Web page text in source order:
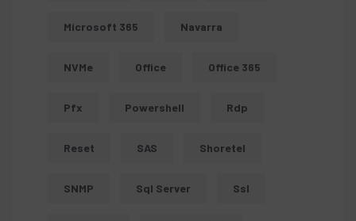
Microsoft 365 Navarra
NVMe Office Office 365
Pfx Powershell Rdp
Reset SAS Shoretel
SNMP Sql Server Ssl